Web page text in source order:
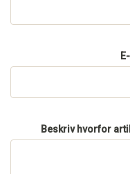
Beskriv hvorfor